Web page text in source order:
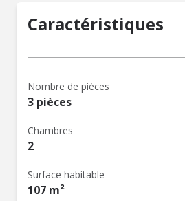
Caractéristiques
Nombre de pièces
3 pièces
Chambres
2
Surface habitable
107 m²